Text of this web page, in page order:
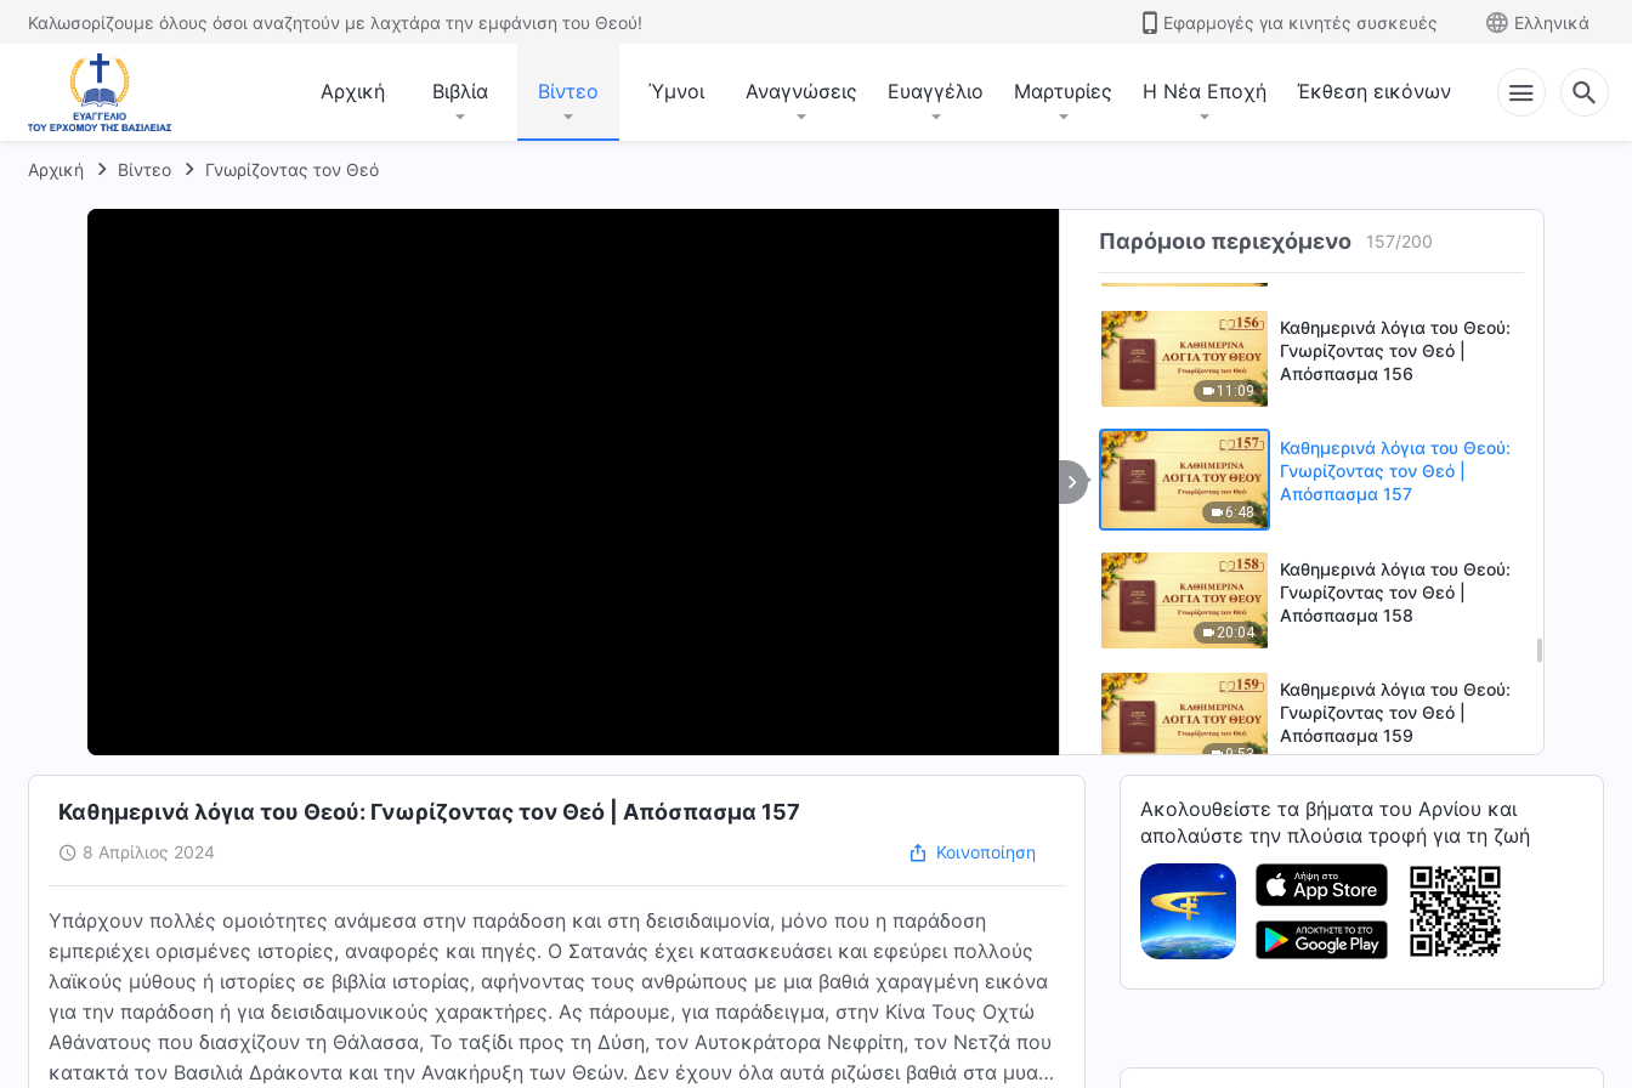
Καλωσορίζουμε όλους όσοι αναζητούν με λαχτάρα την εμφάνιση του Θεού! Εφαρμογές για κινητές συσκευές Ελληνικά
Αρχική Βιβλία Βίντεο Ύμνοι Αναγνώσεις Ευαγγέλιο Μαρτυρίες Η Νέα Εποχή Έκθεση εικόνων
Αρχική Βίντεο Γνωρίζοντας τον Θεό
Παρόμοιο περιεχόμενο 157/200
9:27
Απόσπασμα 153
Καθημερινά λόγια του Θεού:
Γνωρίζοντας τον Θεό |
13:40
Καθημερινά λόγια του Θεού:
Γνωρίζοντας τον Θεό |
Απόσπασμα 155
11:09
Καθημερινά λόγια του Θεού:
Γνωρίζοντας τον Θεό |
Απόσπασμα 156
6:48
Καθημερινά λόγια του Θεού:
Γνωρίζοντας τον Θεό |
Απόσπασμα 157
20:04
Καθημερινά λόγια του Θεού:
Γνωρίζοντας τον Θεό |
Απόσπασμα 158
9:53
Καθημερινά λόγια του Θεού:
Γνωρίζοντας τον Θεό |
Απόσπασμα 159
10:37
Καθημερινά λόγια του Θεού:
Γνωρίζοντας τον Θεό |
7:42
Καθημερινά λόγια του Θεού:
Γνωρίζοντας τον Θεό |
Γνωρίζοντας τον Θεό |
Καθημερινά λόγια του Θεού: Γνωρίζοντας τον Θεό | Απόσπασμα 157
8 Απρίλιος 2024 Κοινοποίηση
Υπάρχουν πολλές ομοιότητες ανάμεσα στην παράδοση και στη δεισιδαιμονία, μόνο που η παράδοση
εμπεριέχει ορισμένες ιστορίες, αναφορές και πηγές. Ο Σατανάς έχει κατασκευάσει και εφεύρει πολλούς
λαϊκούς μύθους ή ιστορίες σε βιβλία ιστορίας, αφήνοντας τους ανθρώπους με μια βαθιά χαραγμένη εικόνα
για την παράδοση ή για δεισιδαιμονικούς χαρακτήρες. Ας πάρουμε, για παράδειγμα, στην Κίνα Τους Οχτώ
Αθάνατους που διασχίζουν τη Θάλασσα, Το ταξίδι προς τη Δύση, τον Αυτοκράτορα Νεφρίτη, τον Νετζά που
κατακτά τον Βασιλιά Δράκοντα και την Ανακήρυξη των Θεών. Δεν έχουν όλα αυτά ριζώσει βαθιά στα μυαλά
Ακολουθείστε τα βήματα του Αρνίου και
απολαύστε την πλούσια τροφή για τη ζωή